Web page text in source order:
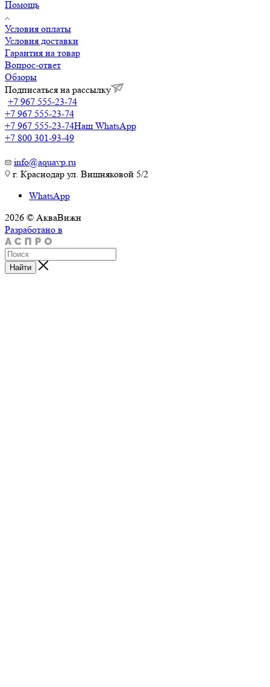
Помощь
Условия оплаты
Условия доставки
Гарантия на товар
Вопрос-ответ
Обзоры
Подписаться на рассылку
+7 967 555-23-74
+7 967 555-23-74
+7 967 555-23-74Наш WhatsApp
+7 800 301-93-49
info@aquavp.ru
г. Краснодар ул. Вишняковой 5/2
WhatsApp
2026 © АкваВижн
Разработано в
Найти